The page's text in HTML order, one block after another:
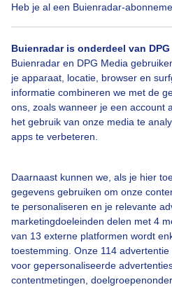
Heb je al een Buienradar-
Buienradar is onderdeel van DPG
Buienradar en DPG Media
je apparaat, locatie, browser en
informatie combineren we met de
ons, zoals wanneer je een account
het gebruik van onze media te
apps te verbeteren.
Daarnaast kunnen we, als je hier
gegevens gebruiken om onze
te personaliseren en je relevante
marketingdoeleinden delen met 4
van 13 externe platformen wordt
toestemming. Onze 114
voor gepersonaliseerde
contentmetingen,
Door: Loes Rodermond Gemaakt:
Lente Dieren
Een moment